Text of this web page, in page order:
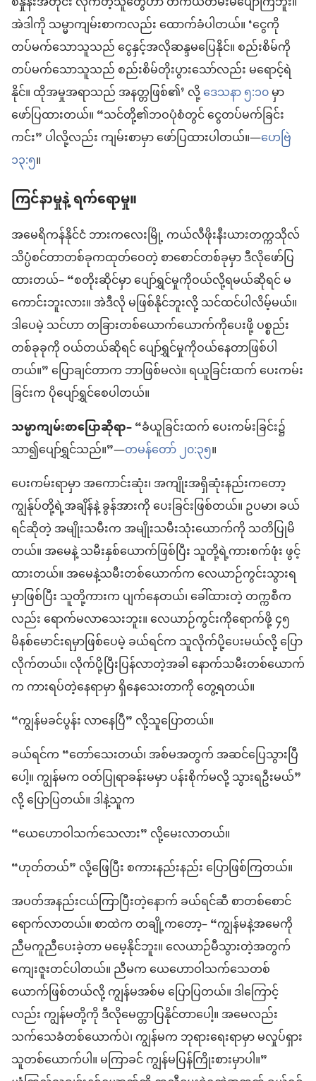
အဲဒါကို သမ္မာကျမ်းစာကလည်း ထောက်ခံပါတယ်။ ‘ငွေကို
တပ်မက်သောသူသည် ငွေနှင့်အလိုဆန္ဒမပြေနိုင်။ စည်းစိမ်ကို
တပ်မက်သောသူသည် စည်းစိမ်တိုးပွားသော်လည်း မရောင့်ရဲ
နိုင်။ ထိုအမှုအရာသည် အနတ္တဖြစ်၏’ လို့ဒေသနာ ၅:၁၀မှာ
ဖော်ပြထားတယ်။ “သင်တို့၏ဘဝပုံစံတွင် ငွေတပ်မက်ခြင်း
ကင်း” ပါလို့လည်း ကျမ်းစာမှာ ဖော်ပြထားပါတယ်။—ဟေဗြဲ
၁၃:၅။
ကြင်နာမှုနဲ့ ရက်ရောမှု။
အမေရိကန်နိုင်ငံ ဘားကလေးမြို့ ကယ်လီဖိုးနီးယားတက္ကသိုလ်
သိပ္ပံစင်တာတစ်ခုကထုတ်ဝေတဲ့ စာစောင်တစ်ခုမှာ ဒီလိုဖော်ပြ
ထားတယ်– “စတိုးဆိုင်မှာ ပျော်ရွှင်မှုကိုဝယ်လို့ရမယ်ဆိုရင် မ
ကောင်းဘူးလား။ အဲဒီလို မဖြစ်နိုင်ဘူးလို့ သင်ထင်ပါလိမ့်မယ်။
ဒါပေမဲ့ သင်ဟာ တခြားတစ်ယောက်ယောက်ကိုပေးဖို့ ပစ္စည်း
တစ်ခုခုကို ဝယ်တယ်ဆိုရင် ပျော်ရွှင်မှုကိုဝယ်နေတာဖြစ်ပါ
တယ်။” ပြောချင်တာက ဘာဖြစ်မလဲ။ ရယူခြင်းထက် ပေးကမ်း
ခြင်းက ပိုပျော်ရွှင်စေပါတယ်။
သမ္မာကျမ်းစာပြောဆိုရာ–“ခံယူခြင်းထက် ပေးကမ်းခြင်း၌
သာ၍ပျော်ရွှင်သည်။”—တမန်တော် ၂၀:၃၅။
ပေးကမ်းရာမှာ အကောင်းဆုံး၊ အကျိုးအရှိဆုံးနည်းကတော့
ကျွန်ုပ်တို့ရဲ့အချိန်နဲ့ ခွန်အားကို ပေးခြင်းဖြစ်တယ်။ ဥပမာ၊ ခယ်
ရင်ဆိုတဲ့ အမျိုးသမီးက အမျိုးသမီးသုံးယောက်ကို သတိပြုမိ
တယ်။ အမေနဲ့ သမီးနှစ်ယောက်ဖြစ်ပြီး သူတို့ရဲ့ကားစက်ဖုံး ဖွင့်
ထားတယ်။ အမေနဲ့သမီးတစ်ယောက်က လေယာဉ်ကွင်းသွားရ
မှာဖြစ်ပြီး သူတို့ကားက ပျက်နေတယ်၊ ခေါ်ထားတဲ့ တက္ကစီက
လည်း ရောက်မလာသေးဘူး။ လေယာဉ်ကွင်းကိုရောက်ဖို့ ၄၅
မိနစ်မောင်းရမှာဖြစ်ပေမဲ့ ခယ်ရင်က သူလိုက်ပို့ပေးမယ်လို့ ပြော
လိုက်တယ်။ လိုက်ပို့ပြီးပြန်လာတဲ့အခါ နောက်သမီးတစ်ယောက်
က ကားရပ်တဲ့နေရာမှာ ရှိနေသေးတာကို တွေ့ရတယ်။
“ကျွန်မခင်ပွန်း လာနေပြီ” လို့သူပြောတယ်။
ခယ်ရင်က “တော်သေးတယ်၊ အစ်မအတွက် အဆင်ပြေသွားပြီ
ပေါ့။ ကျွန်မက ဝတ်ပြုရာခန်းမမှာ ပန်းစိုက်မလို့ သွားရဦးမယ်”
လို့ ပြောပြတယ်။ ဒါနဲ့သူက
“ယေဟောဝါသက်သေလား” လို့မေးလာတယ်။
“ဟုတ်တယ်” လို့ဖြေပြီး စကားနည်းနည်း ပြောဖြစ်ကြတယ်။
အပတ်အနည်းငယ်ကြာပြီးတဲ့နောက် ခယ်ရင်ဆီ စာတစ်စောင်
ရောက်လာတယ်။ စာထဲက တချို့ကတော့– “ကျွန်မနဲ့အမေကို
ညီမကူညီပေးခဲ့တာ မမေ့နိုင်ဘူး။ လေယာဉ်မီသွားတဲ့အတွက်
ကျေးဇူးတင်ပါတယ်။ ညီမက ယေဟောဝါသက်သေတစ်
ယောက်ဖြစ်တယ်လို့ ကျွန်မအစ်မ ပြောပြတယ်။ ဒါကြောင့်
လည်း ကျွန်မတို့ကို ဒီလိုမေတ္တာပြနိုင်တာပေါ့။ အမေလည်း
သက်သေခံတစ်ယောက်ပဲ၊ ကျွန်မက ဘုရားရေးရာမှာ မလှုပ်ရှား
သူတစ်ယောက်ပါ။ မကြာခင် ကျွန်မပြန်ကြိုးစားမှာပါ။”